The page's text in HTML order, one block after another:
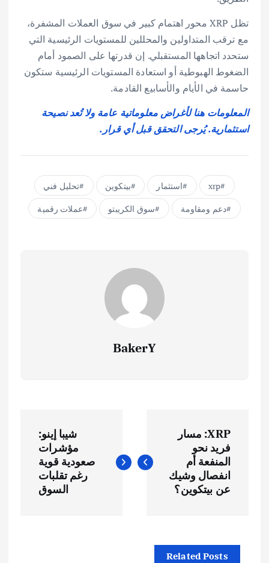
تظل XRP محور اهتمام كبير في سوق العملات المشفرة،
مع ترقب المتداولين والمحللين للمستويات الرئيسية التي
ستحدد اتجاهها المستقبلي. إن قدرتها على الصمود أمام
الضغوط الهبوطية أو استعادة المستويات الرئيسية ستكون
حاسمة في الأيام والأسابيع القادمة.
المعلومات هنا لأغراض معلوماتية عامة ولا تُعد نصيحة
استثمارية. يُرجى التحقق قبل أي قرار.
xrp استثمار بيتكوين
تحليل فني
دعم ومقاومة
سوق الكريبتو عملات رقمية
BakerY
ص
XRP: مسار
فريد نحو
المنفعة أم
انفصال وشيك
عن بيتكوين؟
شيبا إينو:
مؤشرات
صعودية قوية
رغم تقلبات
السوق
Related Posts